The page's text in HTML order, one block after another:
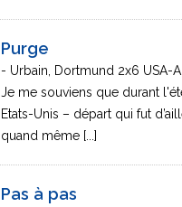
Purge
- Urbain, Dortmund 2x6 USA-
Je me souviens que durant
Etats-Unis – départ qui fut
quand même [...]
Pas à pas